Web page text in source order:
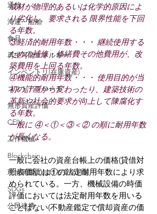
通信
海運・船舶
食品
再生可能エネルギー
インベントリ(在庫資産)
コストアプローチ
無形資産評価
CEIV
工作機械
Blockchain
現地調査における安全対策
SDGs
公民連携
成材が物理的あるいは化学的原因によ
り劣化し、要求される 限界性能を下回
る年数。
③経済的耐用年数・・・ 継続使用する
ための補修・修繕費その他費用が、改
築費用を上回る年数。
④機能的耐用年数・・・ 使用目的が当
初の計画から変わったり、建築技術の
革新や社会的要求が向上して陳腐化す
る年数。
一般に ④＜①＜③＜② の順に耐用年数
が長くなる。
一般に会社の資産台帳上の価格(貸借対
照表価額)は①の法定耐用年数により求
められている。一方、機械設備の時価
評価においては法定耐用年数を用いる
ことはない(不動産鑑定で償却資産の価